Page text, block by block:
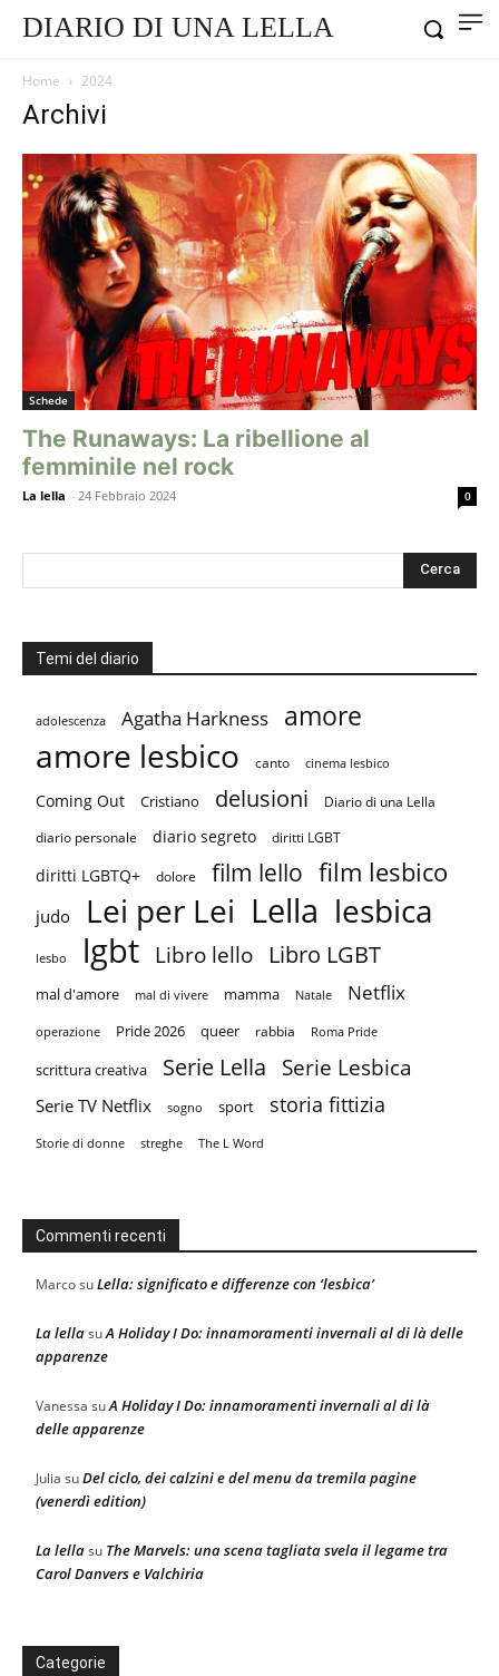
DIARIO DI UNA LELLA
Home 2024
Archivi
Schede
The Runaways: La ribellione al
femminile nel rock
La lella - 24 Febbraio 2024 0
Temi del diario
adolescenza Agatha Harkness amore
amore lesbico canto cinema lesbico
Coming Out Cristiano delusioni
Diario di una Lella
diario personale
diario segreto diritti LGBT
diritti LGBTQ+ dolore film lello film lesbico
judo Lei per Lei Lella lesbica
lesbo lgbt Libro lello Libro LGBT
mal d'amore mal di vivere mamma Natale Netflix
operazione Pride 2026 queer rabbia Roma Pride
scrittura creativa Serie Lella Serie Lesbica
Serie TV Netflix sogno sport storia fittizia
Storie di donne streghe The L Word
Commenti recenti
MarcosuLella: significato e differenze con ‘lesbica’
La lellasuA Holiday I Do: innamoramenti invernali al di là delle
apparenze
Vanessa suA Holiday I Do: innamoramenti invernali al di là
delle apparenze
Julia suDel ciclo, dei calzini e del menu da tremila pagine
(venerdì edition)
La lellasu The Marvels: una scena tagliata svela il legame tra
Carol Danvers e Valchiria
Categorie